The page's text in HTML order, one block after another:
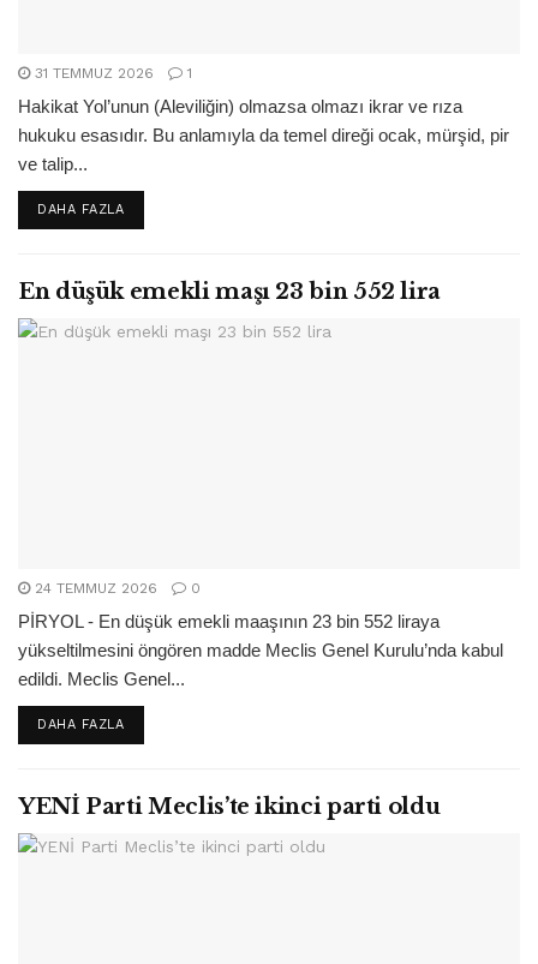
31 TEMMUZ 2026 1
Hakikat Yol’unun (Aleviliğin) olmazsa olmazı ikrar ve rıza
hukuku esasıdır. Bu anlamıyla da temel direği ocak, mürşid, pir
ve talip...
DAHA FAZLADETAILS
En düşük emekli maşı 23 bin 552 lira
24 TEMMUZ 2026 0
PİRYOL - En düşük emekli maaşının 23 bin 552 liraya
yükseltilmesini öngören madde Meclis Genel Kurulu’nda kabul
edildi. Meclis Genel...
DAHA FAZLADETAILS
YENİ Parti Meclis’te ikinci parti oldu